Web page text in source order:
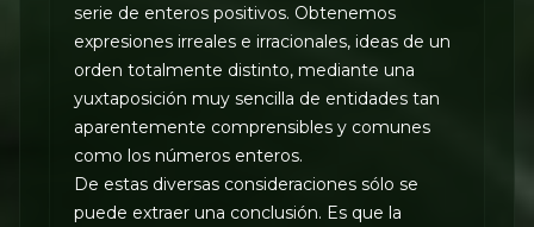
serie de enteros positivos. Obtenemos
expresiones irreales e irracionales, ideas de un
orden totalmente distinto, mediante una
yuxtaposición muy sencilla de entidades tan
aparentemente comprensibles y comunes
como los números enteros.
De estas diversas consideraciones sólo se
puede extraer una conclusión. Es que la